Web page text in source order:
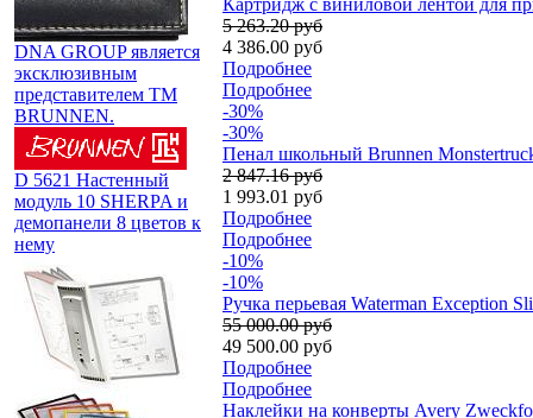
DNA GROUP является
эксклюзивным
представителем TM
BRUNNEN.
D 5621 Настенный
модуль 10 SHERPA и
демопанели 8 цветов к
нему
Картридж c виниловой лентой для
5 263.20 руб
4 386.00 руб
Подробнее
Подробнее
-30%
-30%
Пенал школьный Brunnen
2 847.16 руб
1 993.01 руб
Подробнее
Подробнее
-10%
-10%
Ручка перьевая Waterman Exception
55 000.00 руб
49 500.00 руб
Подробнее
Подробнее
Наклейки на конверты Avery